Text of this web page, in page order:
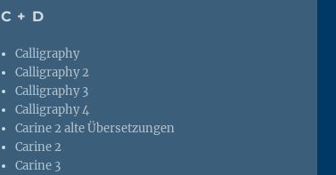
C + D
Calligraphy
Calligraphy 2
Calligraphy 3
Calligraphy 4
Carine 2 alte Übersetzungen
Carine 2
Carine 3